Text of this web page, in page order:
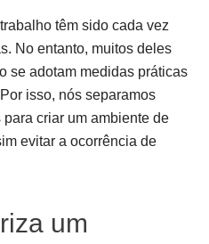
têm sido cada vez
No entanto, muitos deles
se adotam medidas práticas
isso, nós separamos
criar um ambiente de
evitar a ocorrência de
um